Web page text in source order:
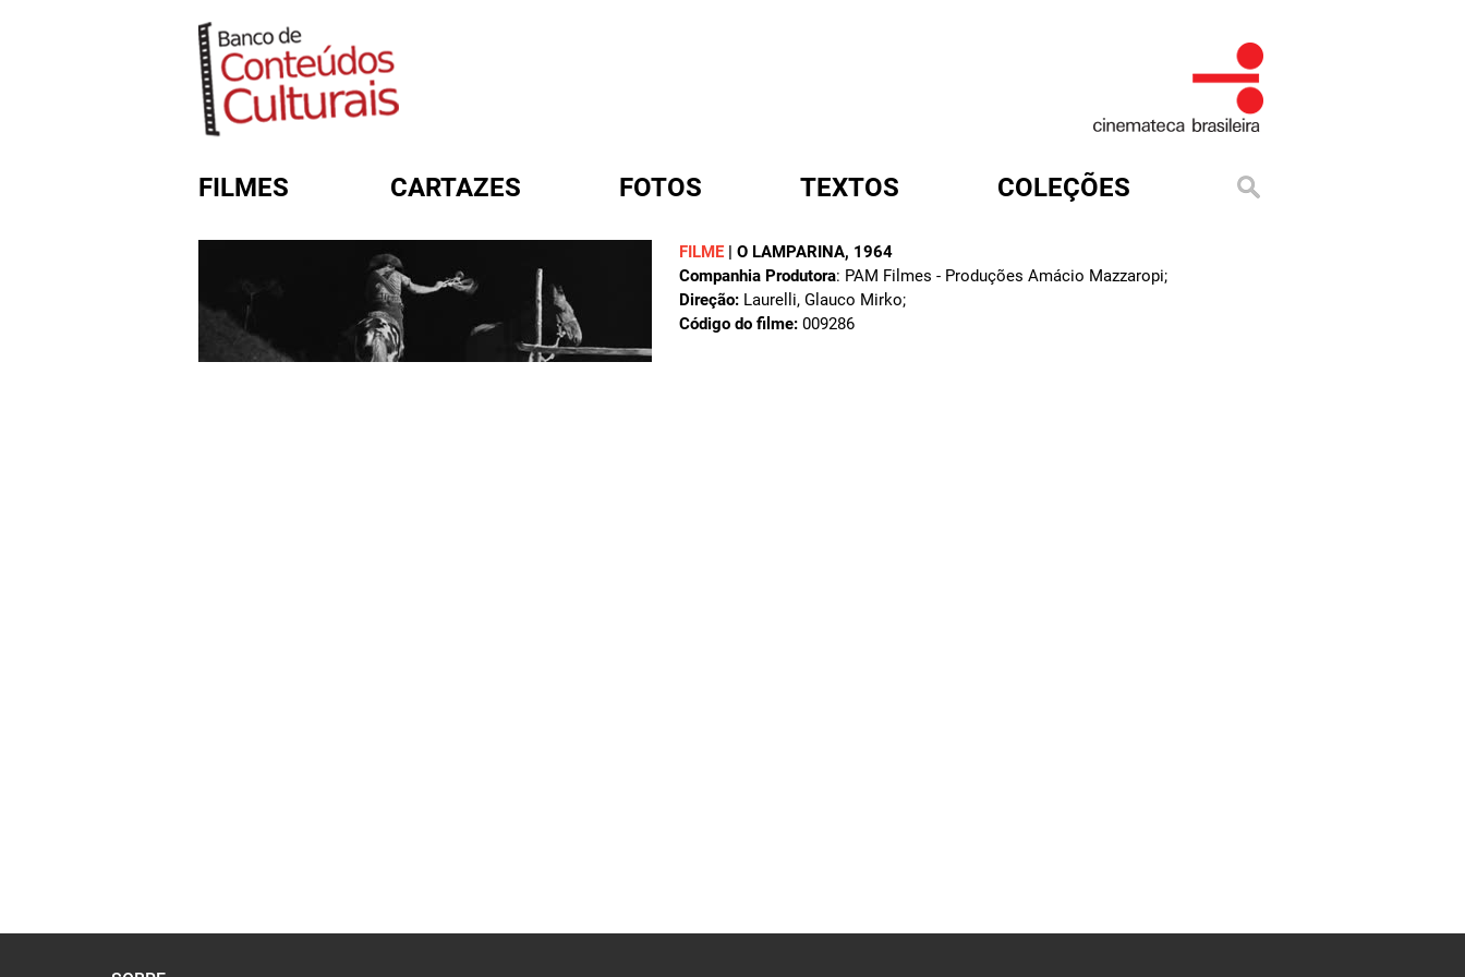
FILMES CARTAZES FOTOS TEXTOS COLEÇÕES
FILME | O LAMPARINA, 1964
Companhia Produtora: PAM Filmes - Produções Amácio Mazzaropi;
Direção: Laurelli, Glauco Mirko;
Código do filme: 009286
FORMULÁRIO DE BUSCA